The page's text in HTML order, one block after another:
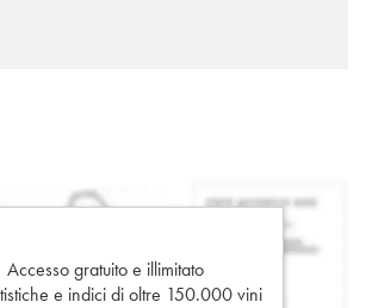
Accesso gratuito e illimitato
e indici di oltre 150.000 vini